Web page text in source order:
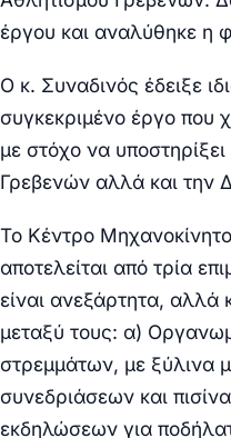
έργου και αναλύθηκε η
Ο κ. Συναδινός έδειξε
συγκεκριμένο έργο που
με στόχο να
Γρεβενών αλλά και την
Το Κέντρο
αποτελείται από τρία
είναι ανεξάρτητα,
μεταξύ τους: α)
στρεμμάτων, με ξύλινα
συνεδριάσεων και
εκδηλώσεων για